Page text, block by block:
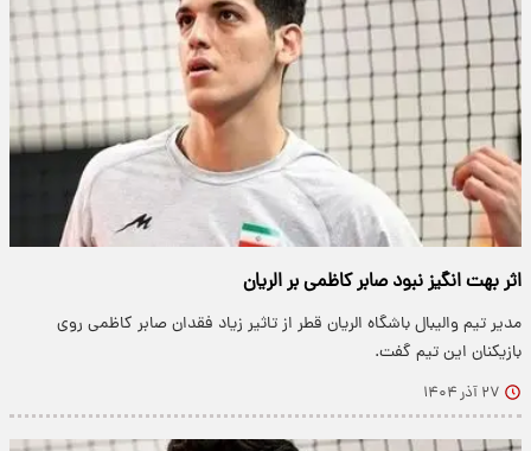
اثر بهت انگیز نبود صابر کاظمی بر الریان
مدیر تیم والیبال باشگاه الریان قطر از تاثیر زیاد فقدان صابر کاظمی روی
بازیکنان این تیم گفت.
۲۷ آذر ۱۴۰۴